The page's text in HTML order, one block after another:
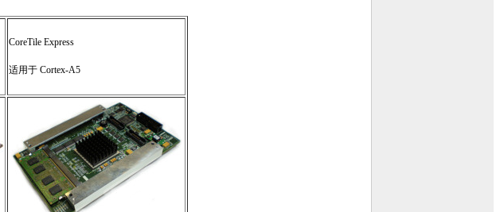
CoreTile Express
适用于 Cortex-A5